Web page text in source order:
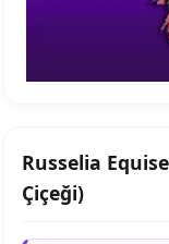
Russelia
Çiçeği)